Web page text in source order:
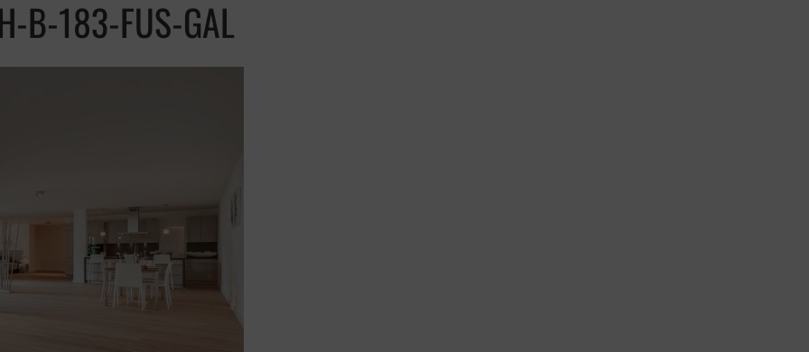
B-183-FUS-GAL